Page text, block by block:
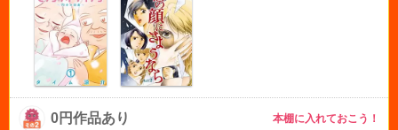
0円作品あり 本棚に入れておこう！